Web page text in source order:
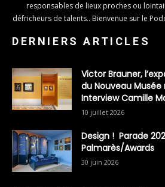
responsables de lieux proches ou
défricheurs de talents.. Bienvenue sur le
DERNIERS ARTICLES
Victor Brauner,
du Nouveau
Interview Camille
10 juillet 2026
Design ! Parade
Palmarès/Awards
30 juin 2026